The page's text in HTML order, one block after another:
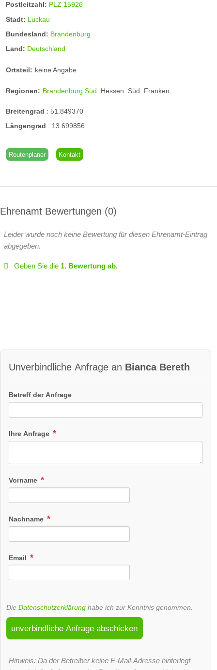
Postleitzahl: PLZ 15926
Stadt: Luckau
Bundesland: Brandenburg
Land: Deutschland
Ortsteil: keine Angabe
Regionen: Brandenburg Süd Hessen Süd Franken
Breitengrad : 51.849370
Längengrad : 13.699856
Routenplaner Kontakt
Ehrenamt Bewertungen 0
Leider wurde noch keine Bewertung für diesen Ehrenamt-Eintrag
abgegeben.
Geben Sie die 1. Bewertung ab.
Unverbindliche Anfrage an Bianca Bereth
Betreff der Anfrage
Ihre Anfrage
Vorname
Nachname
Email
Die Datenschutzerklärung habe ich zur Kenntnis genommen.
unverbindliche Anfrage abschicken
Hinweis: Da der Betreiber keine E-Mail-Adresse hinterlegt